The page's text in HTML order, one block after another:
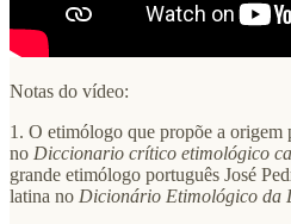
Notas do vídeo:
1. O etimólogo que propõe a origem
no Diccionario crítico etimológico
grande etimólogo português José
latina no Dicionário Etimológico da